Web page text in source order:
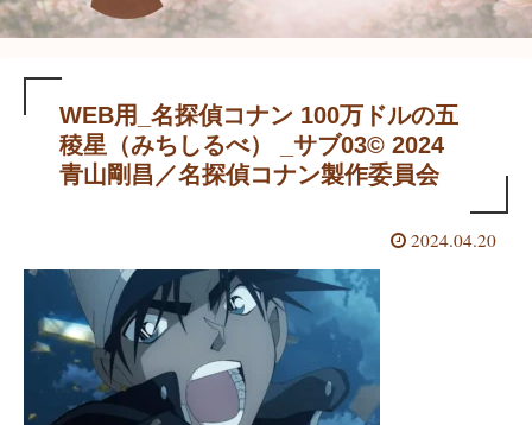
WEB用_名探偵コナン 100万ドルの五
稜星（みちしるべ） _サブ03©️ 2024
青山剛昌／名探偵コナン製作委員会
2024.04.20